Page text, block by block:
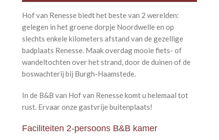
Hof van Renesse biedt het beste van 2 werelden:
gelegen in het groene dorpje Noordwelle en op
slechts enkele kilometers afstand van de gezellige
badplaats Renesse. Maak overdag mooie fiets- of
wandeltochten over het strand, door de duinen of de
boswachterij bij Burgh-Haamstede.
In de B&B van Hof van Renesse komt u helemaal tot
rust. Ervaar onze gastvrije buitenplaats!
Faciliteiten 2-persoons B&B kamer